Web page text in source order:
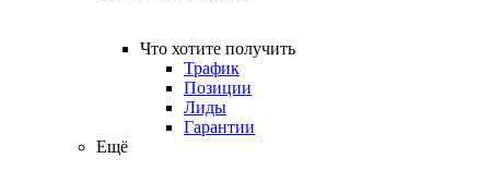
Что хотите получить
Трафик
Позиции
Лиды
Гарантии
Ещё